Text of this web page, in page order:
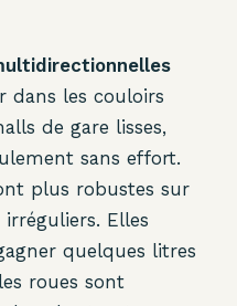
dans les couloirs
de gare lisses,
sans effort.
plus robustes sur
Elles
quelques litres
roues sont